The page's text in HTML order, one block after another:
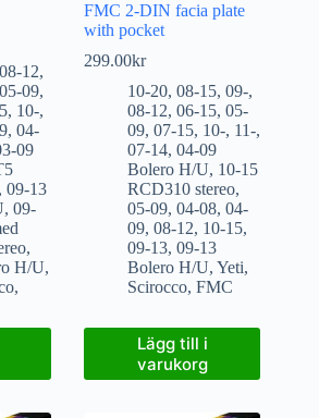
08-12,
05-09,
, 10-,
, 04-
09
, 09-13
, 09-
,
H/U,
,
FMC 2-DIN facia plate
with pocket
299.00kr
10-20,08-15,09-,
08-12,06-15,05-
09,07-15, 10-, 11-,
07-14,04-09
Bolero H/U, 10-15
RCD310 stereo,
05-09,04-08,04-
09,08-12, 10-15,
09-13,09-13
Bolero H/U,Yeti,
Scirocco,FMC
Lägg till i
varukorg